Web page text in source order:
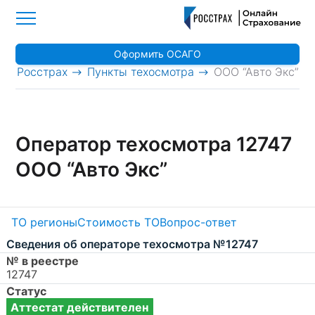
Росстрах > Пункты техосмотра > ООО “Авто Экс”
Оформить ОСАГО
Оператор техосмотра 12747
ООО “Авто Экс”
ТО регионыСтоимость ТОВопрос-ответ
Сведения об операторе техосмотра №12747
№ в реестре
12747
Статус
Аттестат действителен